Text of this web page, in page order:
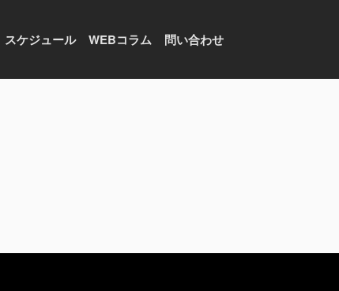
スケジュール WEBコラム 問い合わせ